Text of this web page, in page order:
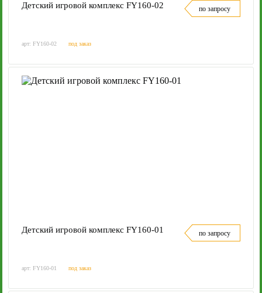
Детский игровой комплекс FY160-02 по запросу
арт: FY160-02 под заказ
Детский игровой комплекс FY160-01 по запросу
арт: FY160-01 под заказ